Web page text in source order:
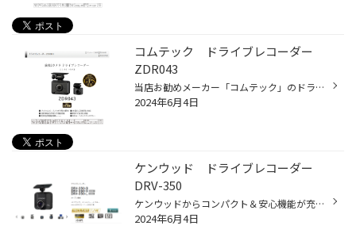
コムテック ドライブレコーダー
ZDR043
当店お勧めメーカー「コムテック」のドライブレコーダーの中でも人気機種です。 前後カメラ付きコンパクトモデル。 あおり運転などの映像も記録可能。 ドライブレコーダーの基本性能である「録画」もフロントカメラ200万画素で はっきり綺麗に記録、リアカメラも、200万画素で対応。 駐車中も記録 ※...
2024年6月4日
ケンウッド ドライブレコーダー
DRV-350
ケンウッドからコンパクト＆安心機能が充実なモデルが販売されています。 こちらの商品は、１カメラ・フロント用となっているモデル。 前後カメラは必要ないと思っている方にはシンプルでいいかもしれません。 SDカードのフォーマットも何回もやらなければいけないモデルも多数販売されていますが D...
2024年6月4日